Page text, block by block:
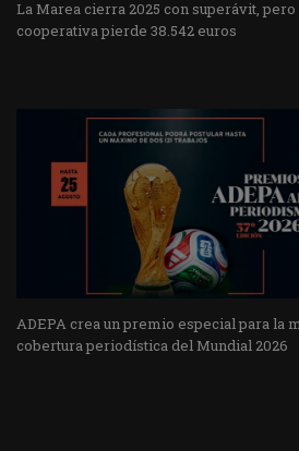
La Marea cierra 2025 con superávit, pero
cooperativa pierde 38.542 euros
ADEPA crea un premio especial para la
cobertura periodística del Mundial 2026